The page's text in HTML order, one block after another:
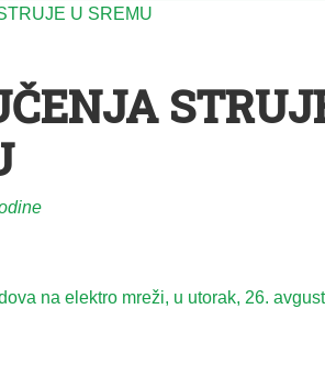
na elektro mreži, u utorak, 26.